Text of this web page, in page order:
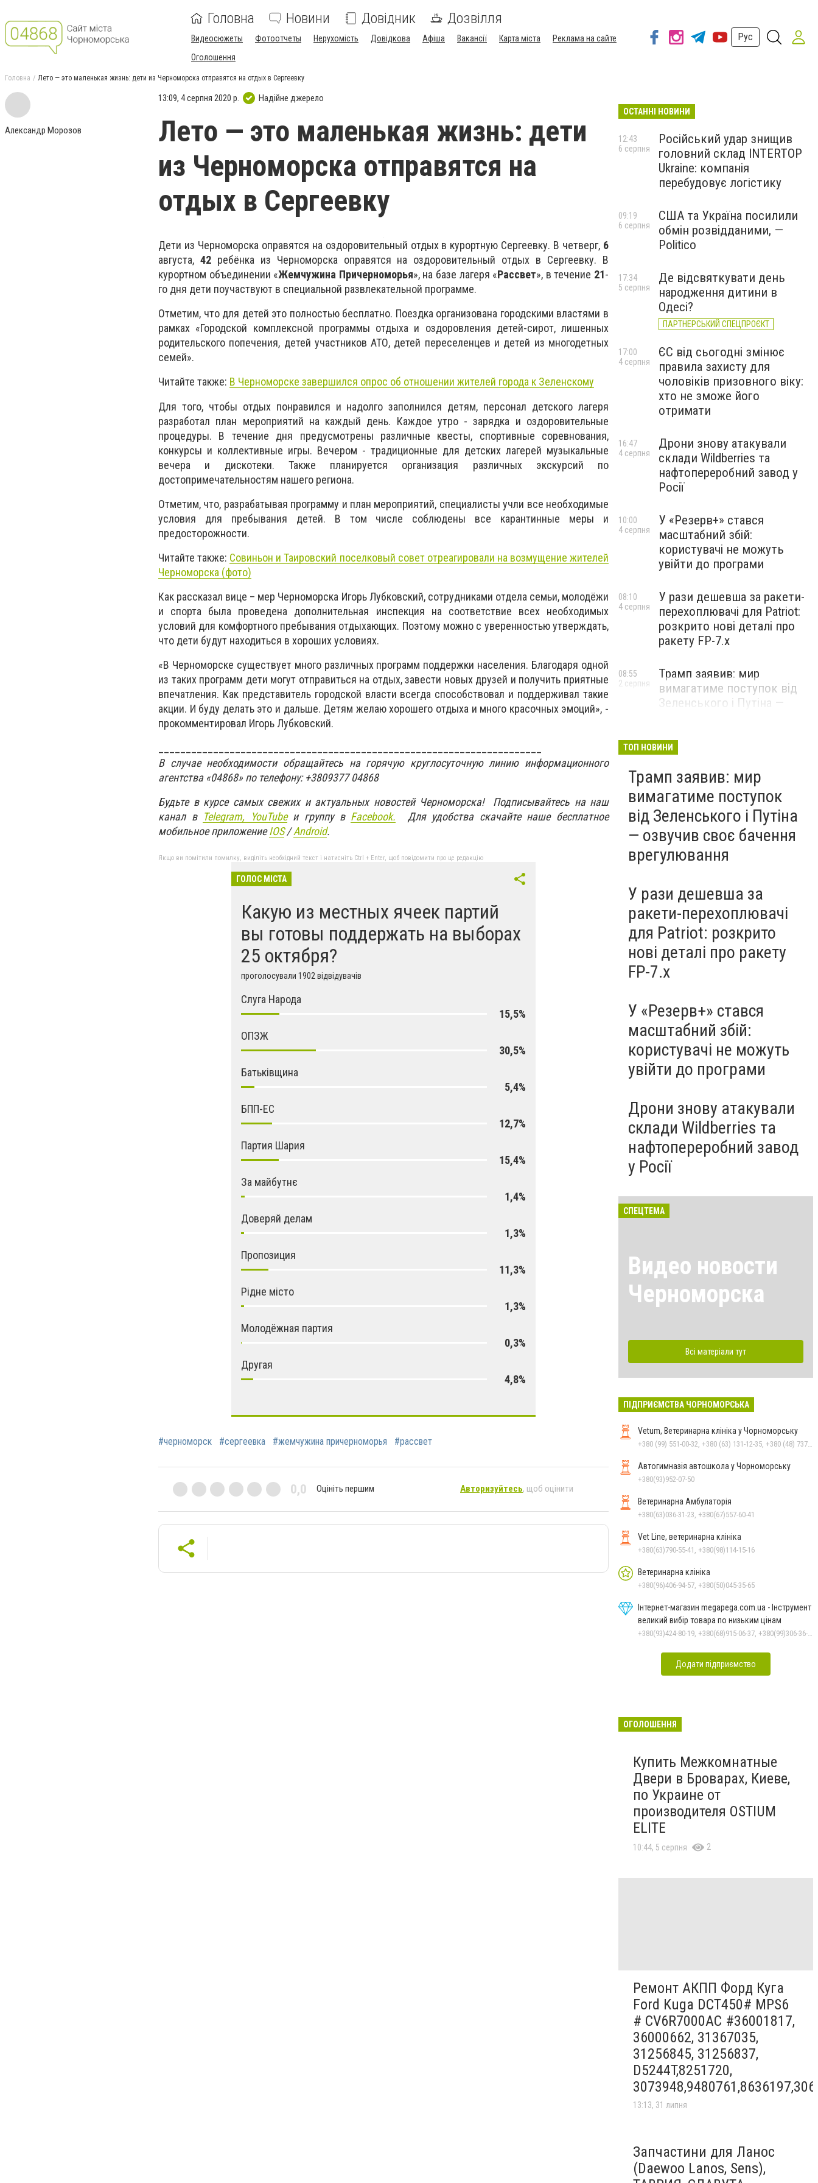
Головна Новини Довідник Дозвілля
Видеосюжеты Фотоотчеты Нерухомість Довідкова Афіша Вакансії Карта міста
Реклама на сайте
Оголошення
Рус
Головна Лето — это маленькая жизнь: дети из Черноморска отправятся на отдых в Сергеевку
Александр Морозов
13:09, 4 серпня 2020 р. Надійне джерело
Лето — это маленькая жизнь: дети
из Черноморска отправятся на
отдых в Сергеевку
Дети из Черноморска оправятся на оздоровительный отдых в курортную Сергеевку. В четверг, 6
августа, 42ребёнка из Черноморска оправятся на оздоровительный отдых в Сергеевку. В
курортном объединении «Жемчужина Причерноморья», на базе лагеря «Рассвет», в течение 21-
го дня дети поучаствуют в специальной развлекательной программе.
Отметим, что для детей это полностью бесплатно. Поездка организована городскими властями в
рамках «Городской комплексной программы отдыха и оздоровления детей-сирот, лишенных
родительского попечения, детей участников АТО, детей переселенцев и детей из многодетных
семей».
Читайте также: В Черноморске завершился опрос об отношении жителей города к Зеленскому
Для того, чтобы отдых понравился и надолго заполнился детям, персонал детского лагеря
разработал план мероприятий на каждый день. Каждое утро - зарядка и оздоровительные
процедуры. В течение дня предусмотрены различные квесты, спортивные соревнования,
конкурсы и коллективные игры. Вечером - традиционные для детских лагерей музыкальные
вечера и дискотеки. Также планируется организация различных экскурсий по
достопримечательностям нашего региона.
Отметим, что, разрабатывая программу и план мероприятий, специалисты учли все необходимые
условия для пребывания детей. В том числе соблюдены все карантинные меры и
предосторожности.
Читайте также: Совиньон и Таировский поселковый совет отреагировали на возмущение жителей
Черноморска (фото)
Как рассказал вице – мер Черноморска Игорь Лубковский, сотрудниками отдела семьи, молодёжи
и спорта была проведена дополнительная инспекция на соответствие всех необходимых
условий для комфортного пребывания отдыхающих. Поэтому можно с уверенностью утверждать,
что дети будут находиться в хороших условиях.
«В Черноморске существует много различных программ поддержки населения. Благодаря одной
из таких программ дети могут отправиться на отдых, завести новых друзей и получить приятные
впечатления. Как представитель городской власти всегда способствовал и поддерживал такие
акции. И буду делать это и дальше. Детям желаю хорошего отдыха и много красочных эмоций», -
прокомментировал Игорь Лубковский.
В случае необходимости обращайтесь на горячую круглосуточную линию информационного
агентства «04868» по телефону: +3809377 04868
Будьте в курсе самых свежих и актуальных новостей Черноморска! Подписывайтесь на наш
канал в Telegram, YouTubeи группу в Facebook. Для удобства скачайте наше бесплатное
мобильное приложениеIOS/Android.
Якщо ви помітили помилку, виділіть необхідний текст і натисніть Ctrl + Enter, щоб повідомити про це редакцію
ГОЛОС МІСТА
Какую из местных ячеек партий
вы готовы поддержать на выборах
25 октября?
проголосували 1902 відвідувачів
Слуга Народа
15,5%
ОПЗЖ
30,5%
Батьківщина
5,4%
БПП-ЕС
12,7%
Партия Шария
15,4%
За майбутнє
1,4%
Доверяй делам
1,3%
Пропозиция
11,3%
Рідне місто
1,3%
Молодёжная партия
0,3%
Другая
4,8%
#черноморск #сергеевка #жемчужина причерноморья #рассвет
0,0 Оцініть першим Авторизуйтесь, щоб оцінити
ОСТАННІ НОВИНИ
Російський удар знищив
головний склад INTERTOP
Ukraine: компанія
перебудовує логістику
12:43
6 серпня
США та Україна посилили
обмін розвідданими, —
Politico
09:19
6 серпня
Де відсвяткувати день
народження дитини в
Одесі?
ПАРТНЕРСЬКИЙ СПЕЦПРОЄКТ
17:34
5 серпня
ЄС від сьогодні змінює
правила захисту для
чоловіків призовного віку:
хто не зможе його
отримати
17:00
4 серпня
Дрони знову атакували
склади Wildberries та
нафтопереробний завод у
Росії
16:47
4 серпня
У «Резерв+» стався
масштабний збій:
користувачі не можуть
увійти до програми
10:00
4 серпня
У рази дешевша за ракети-
перехоплювачі для Patriot:
розкрито нові деталі про
ракету FP-7.x
08:10
4 серпня
Трамп заявив: мир
вимагатиме поступок від
Зеленського і Путіна —
08:55
2 серпня
ТОП НОВИНИ
Трамп заявив: мир
вимагатиме поступок
від Зеленського і Путіна
— озвучив своє бачення
врегулювання
У рази дешевша за
ракети-перехоплювачі
для Patriot: розкрито
нові деталі про ракету
FP-7.x
У «Резерв+» стався
масштабний збій:
користувачі не можуть
увійти до програми
Дрони знову атакували
склади Wildberries та
нафтопереробний завод
у Росії
СПЕЦТЕМА
Видео новости
Черноморска
Всі матеріали тут
ПІДПРИЄМСТВА ЧОРНОМОРСЬКА
Vetum, Ветеринарна клініка у Чорноморську
Автогимназія автошкола у Чорноморську
+380(93)952-07-50
Ветеринарна Амбулаторія
+380(63)036-31-23, +380(67)557-60-41
Vet Line, ветеринарна клініка
+380(63)790-55-41, +380(98)114-15-16
Ветеринарна клініка
+380(96)406-94-57, +380(50)045-35-65
Інтернет-магазин megapega.com.ua - Інструмент
великий вибір товара по низьким цінам
Додати підприємство
ОГОЛОШЕННЯ
Купить Межкомнатные
Двери в Броварах, Киеве,
по Украине от
производителя OSTIUM
ELITE
10:44, 5 серпня 2
Ремонт АКПП Форд Куга
Ford Kuga DCT450# MPS6
# CV6R7000AC #36001817,
36000662, 31367035,
31256845, 31256837,
D5244T,8251720,
13:13, 31 липня
Запчастини для Ланос
(Daewoo Lanos, Sens),